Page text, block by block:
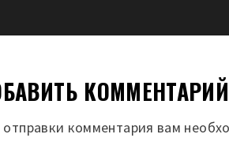
КОММЕНТАРИЙ
комментария вам